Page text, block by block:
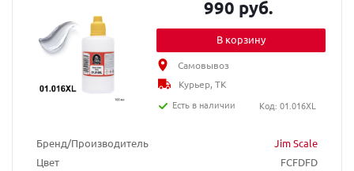
Бренд/Производитель
Jim Scale
Цвет
FCFDFD
990 руб.
В корзину
Самовывоз
Курьер, ТК
Есть в наличии
Код: 01.016XL